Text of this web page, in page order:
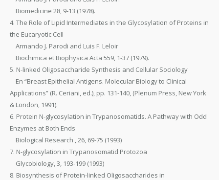
Biomedicine 28, 9-13 (1978).
4. The Role of Lipid Intermediates in the Glycosylation of Proteins in
the Eucaryotic Cell
Armando J. Parodi and Luis F. Leloir
Biochimica et Biophysica Acta 559, 1-37 (1979).
5. N-linked Oligosaccharide Synthesis and Cellular Sociology
En “Breast Epithelial Antigens. Molecular Biology to Clinical
Applications” (R. Ceriani, ed.), pp. 131-140, (Plenum Press, New York
& London, 1991).
6. Protein N-glycosylation in Trypanosomatids. A Pathway with Odd
Enzymes at Both Ends
Biological Research , 26, 69-75 (1993)
7. N-glycosylation in Trypanosomatid Protozoa
Glycobiology, 3, 193-199 (1993)
8. Biosynthesis of Protein-linked Oligosaccharides in